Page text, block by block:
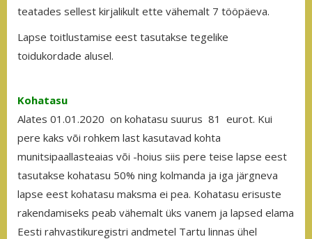
teatades sellest kirjalikult ette vähemalt 7 tööpäeva.
Lapse toitlustamise eest tasutakse tegelike
toidukordade alusel.
Kohatasu
Alates 01.01.2020 on kohatasu suurus 81 eurot. Kui
pere kaks või rohkem last kasutavad kohta
munitsipaallasteaias või -hoius siis pere teise lapse eest
tasutakse kohatasu 50% ning kolmanda ja iga järgneva
lapse eest kohatasu maksma ei pea. Kohatasu erisuste
rakendamiseks peab vähemalt üks vanem ja lapsed elama
Eesti rahvastikuregistri andmetel Tartu linnas ühel